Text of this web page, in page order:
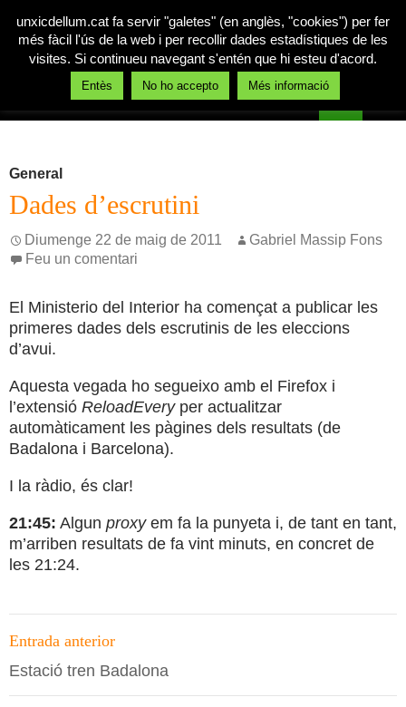
Un xic de llum
General
Dades d’escrutini
Diumenge 22 de maig de 2011
Gabriel Massip Fons
Feu un comentari
El Ministerio del Interior ha començat a publicar les
primeres dades dels escrutinis de les eleccions
d’avui.
Aquesta vegada ho segueixo amb el Firefox i
l’extensió ReloadEveryper actualitzar
automàticament les pàgines dels resultats (de
Badalona i Barcelona).
I la ràdio, és clar!
21:45: Algun proxyem fa la punyeta i, de tant en tant,
m’arriben resultats de fa vint minuts, en concret de
les 21:24.
Navegació
per
les
Entrada anterior
Estació tren Badalona
unxicdellum.cat fa servir "galetes" (en anglès, "cookies") per fer
més fàcil l'ús de la web i per recollir dades estadístiques de les
visites. Si continueu navegant s'entén que hi esteu d'acord.
Entès No ho accepto Més informació